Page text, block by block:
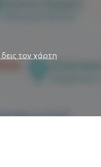
τον χάρτη